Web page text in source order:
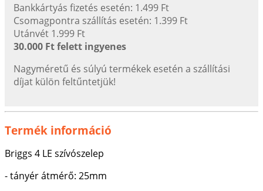
Bankkártyás fizetés esetén: 1.499 Ft
Csomagpontra szállítás esetén: 1.399 Ft
Utánvét 1.999 Ft
30.000 Ft felett ingyenes
Nagyméretű és súlyú termékek esetén a szállítási
díjat külön feltűntetjük!
Termék információ
Briggs 4 LE szívószelep
- tányér átmérő: 25mm